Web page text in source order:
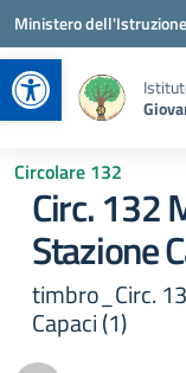
Apri la
Vai ai contenuti
Vai al menu di
Vai al footer
Ministero
Circolare 132
Circ. 132
Stazione
timbro_Circ.
Capaci (1)